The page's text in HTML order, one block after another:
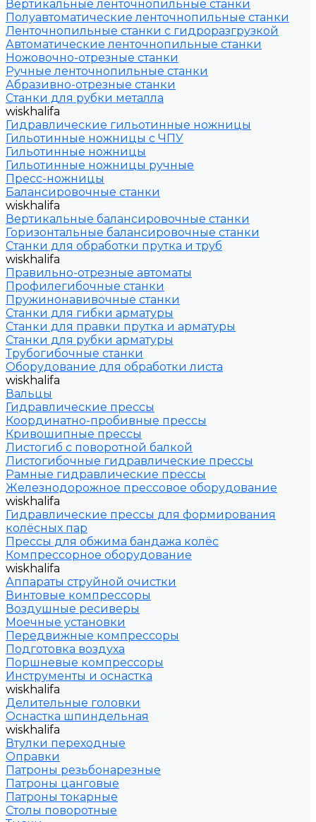
Вертикальные ленточнопильные станки
Полуавтоматические ленточнопильные станки
Ленточнопильные станки с гидроразгрузкой
Автоматические ленточнопильные станки
Ножовочно-отрезные станки
Ручные ленточнопильные станки
Абразивно-отрезные станки
Станки для рубки металла
wiskhalifa
Гидравлические гильотинные ножницы
Гильотинные ножницы с ЧПУ
Гильотинные ножницы
Гильотинные ножницы ручные
Пресс-ножницы
Балансировочные станки
wiskhalifa
Вертикальные балансировочные станки
Горизонтальные балансировочные станки
Станки для обработки прутка и труб
wiskhalifa
Правильно-отрезные автоматы
Профилегибочные станки
Пружинонавивочные станки
Станки для гибки арматуры
Станки для правки прутка и арматуры
Станки для рубки арматуры
Трубогибочные станки
Оборудование для обработки листа
wiskhalifa
Вальцы
Гидравлические прессы
Координатно-пробивные прессы
Кривошипные прессы
Листогиб с поворотной балкой
Листогибочные гидравлические прессы
Рамные гидравлические прессы
Железнодорожное прессовое оборудование
wiskhalifa
Гидравлические прессы для формирования
колёсных пар
Прессы для обжима бандажа колёс
Компрессорное оборудование
wiskhalifa
Аппараты струйной очистки
Винтовые компрессоры
Воздушные ресиверы
Моечные установки
Передвижные компрессоры
Подготовка воздуха
Поршневые компрессоры
Инструменты и оснастка
wiskhalifa
Делительные головки
Оснастка шпиндельная
wiskhalifa
Втулки переходные
Оправки
Патроны резьбонарезные
Патроны цанговые
Патроны токарные
Столы поворотные